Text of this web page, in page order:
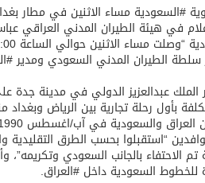
مساء الاثنين في مطار بغداد
في هيئة الطيران المدني العراقي
حوالي الساعة 22:00 (19:00 بتوقيت غرينتش) إلى مطار بغداد الدولي”.
الطيران المدني السعودي ومدير
عبدالعزيز الدولي في مدينة جدة
بأول رحلة تجارية بين الرياض وبغداد منذ
اغسطس 1990، بعيد غزو القوات العراقية للكويت، في ظل نظام صدام حسين.
“استقبلوا بحسب الطرق التقليدية
الاحتفاء بالجانب السعودي
السعودية داخل #العراق.